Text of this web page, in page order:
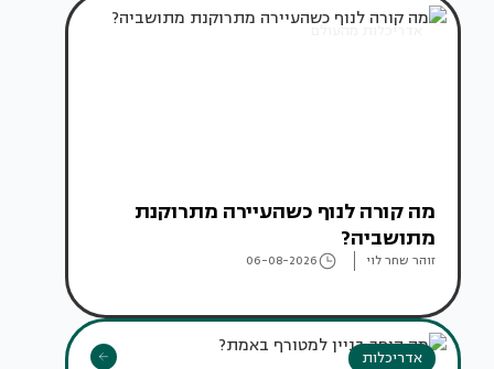
אדריכלות מהעולם
מה קורה לנוף כשהעיירה מתרוקנת
מתושביה?
זוהר שחר לוי 06-08-2026
אדריכלות